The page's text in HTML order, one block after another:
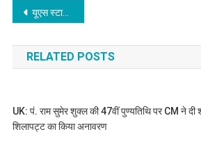
Post
navigation
यूएस स्टार्टअप आरोग्यटेक ने आईआईटी रुड़की को उन्नत स्वास्थ्य निगरानी मंच प्रदान किया
RELATED POSTS
UK: पं. राम सुमेर शुक्ल की 47वीं पुण्यतिथि पर CM ने
शिलापट्ट का किया अनावरण